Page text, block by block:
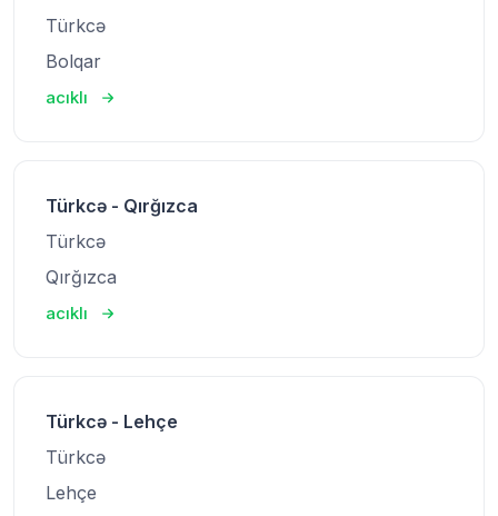
Türkcə
Bolqar
acıklı
Türkcə - Qırğızca
Türkcə
Qırğızca
acıklı
Türkcə - Lehçe
Türkcə
Lehçe